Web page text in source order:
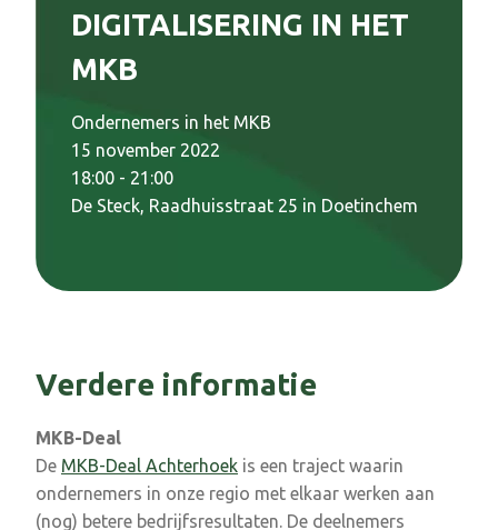
DIGITALISERING IN HET
MKB
Ondernemers in het MKB
15 november 2022
18:00 - 21:00
De Steck, Raadhuisstraat 25 in Doetinchem
Verdere informatie
MKB-Deal
De MKB-Deal Achterhoek is een traject waarin
ondernemers in onze regio met elkaar werken aan
(nog) betere bedrijfsresultaten. De deelnemers